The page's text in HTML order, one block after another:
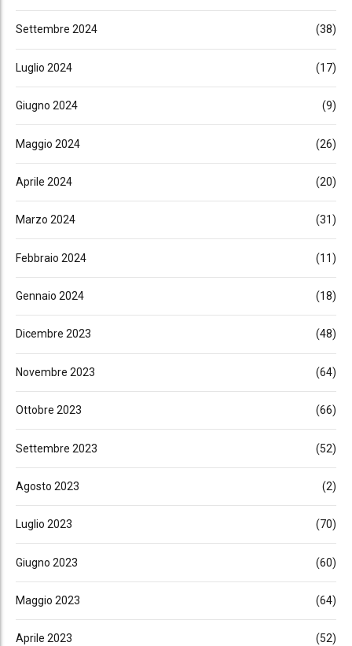
Settembre 2024 (38)
Luglio 2024 (17)
Giugno 2024 (9)
Maggio 2024 (26)
Aprile 2024 (20)
Marzo 2024 (31)
Febbraio 2024 (11)
Gennaio 2024 (18)
Dicembre 2023 (48)
Novembre 2023 (64)
Ottobre 2023 (66)
Settembre 2023 (52)
Agosto 2023 (2)
Luglio 2023 (70)
Giugno 2023 (60)
Maggio 2023 (64)
Aprile 2023 (52)